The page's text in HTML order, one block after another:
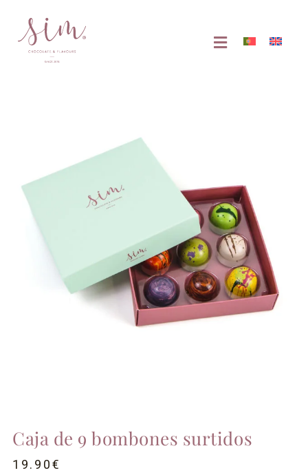
Caja de 9 bombones surtidos
19.90€